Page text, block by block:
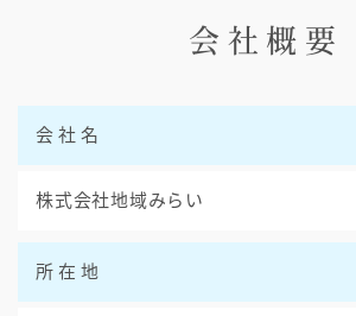
会社概要
会社名
株式会社地域みらい
所在地